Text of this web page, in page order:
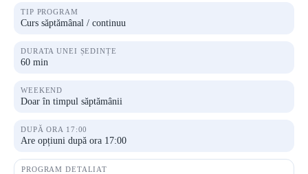
TIP PROGRAM
Curs săptămânal / continuu
DURATA UNEI ȘEDINȚE
60 min
WEEKEND
Doar în timpul săptămânii
DUPĂ ORA 17:00
Are opțiuni după ora 17:00
PROGRAM DETALIAT